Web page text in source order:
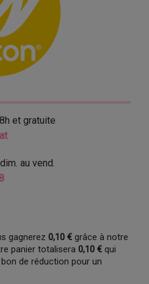
et gratuite
au vend.
gagnerez 0,10 € grâce à notre
panier totalisera 0,10 € qui
de réduction pour un